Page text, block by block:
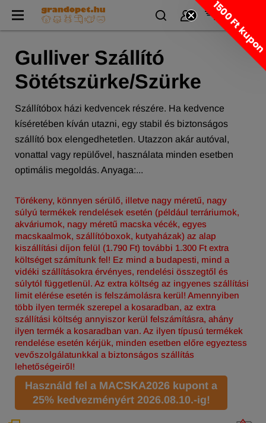
Gulliver Szállító
Sötétszürke/Szürke
Szállítóbox házi kedvencek részére. Ha kedvence
kíséretében kíván utazni, egy stabil és biztonságos
szállító box elengedhetetlen. Utazzon akár autóval,
vonattal vagy repülővel, használata minden esetben
optimális megoldás. Anyaga:...
Törékeny, könnyen sérülő, illetve nagy méretű, nagy
súlyú termékek rendelések esetén (például terráriumok,
akváriumok, nagy méretű macska vécék, egyes
macskaalmok, szállítóboxok, kutyaházak) az alap
kiszállítási díjon felül (1.790 Ft) további 1.300 Ft extra
költséget számítunk fel! Ez mind a budapesti, mind a
vidéki szállításokra érvényes, rendelési összegtől és
súlytól függetlenül. Az extra költség az ingyenes szállítási
limit elérése esetén is felszámolásra kerül! Amennyiben
több ilyen termék szerepel a kosaradban, az extra
szállítási költség annyiszor kerül felszámításra, ahány
ilyen termék a kosaradban van. Az ilyen típusú termékek
rendelése esetén kérjük, minden esetben előre egyeztess
vevőszolgálatunkkal a biztonságos szállítás
lehetőségeiről!
Használd fel a MACSKA2026 kupont a
25% kedvezményért 2026.08.10.-ig!
1500 Ft